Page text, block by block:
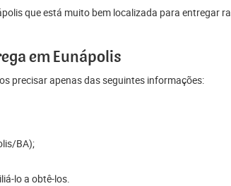
que está muito bem localizada para entregar
em Eunápolis
precisar apenas das seguintes informações:
BA);
lo a obtê-los.